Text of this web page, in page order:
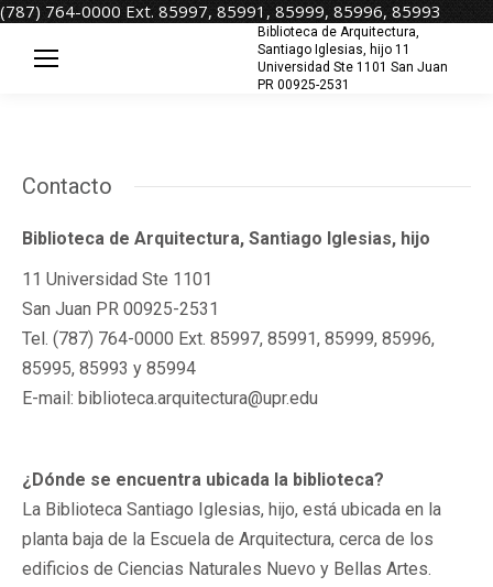
(787) 764-0000 Ext. 85997, 85991, 85999, 85996, 85993
Biblioteca de Arquitectura,
Santiago Iglesias, hijo 11
Universidad Ste 1101 San Juan
PR 00925-2531
Contacto
Biblioteca de Arquitectura, Santiago Iglesias, hijo
11 Universidad Ste 1101
San Juan PR 00925-2531
Tel. (787) 764-0000 Ext. 85997, 85991, 85999, 85996,
85995, 85993 y 85994
E-mail: biblioteca.arquitectura@upr.edu
¿Dónde se encuentra ubicada la biblioteca?
La Biblioteca Santiago Iglesias, hijo, está ubicada en la
planta baja de la Escuela de Arquitectura, cerca de los
edificios de Ciencias Naturales Nuevo y Bellas Artes.